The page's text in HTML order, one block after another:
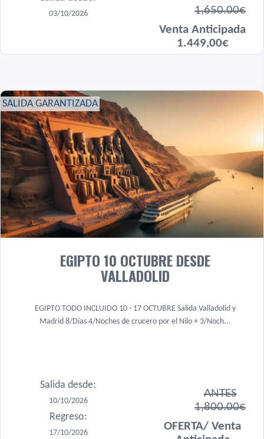
03/10/2026
1,650.00€
Venta Anticipada
1.449,00€
SALIDA GARANTIZADA
EGIPTO 10 OCTUBRE DESDE
VALLADOLID
EGIPTO TODO INCLUIDO 10 - 17 OCTUBRE Salida Valladolid y
Madrid 8/Días 4/Noches de crucero por el Nilo + 3/Noch...
Salida desde:
10/10/2026
Regreso:
17/10/2026
ANTES
1,800.00€
OFERTA/ Venta